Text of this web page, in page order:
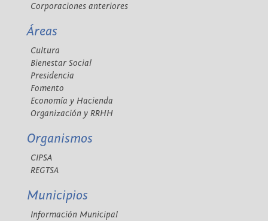
Corporaciones anteriores
Áreas
Cultura
Bienestar Social
Presidencia
Fomento
Economía y Hacienda
Organización y RRHH
Organismos
CIPSA
REGTSA
Municipios
Información Municipal